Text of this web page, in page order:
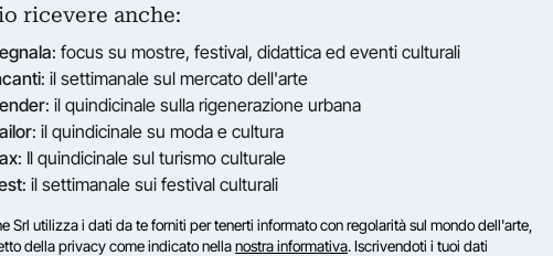
ricevere anche:
: focus su mostre, festival, didattica ed eventi culturali
: il settimanale sul mercato dell'arte
: il quindicinale sulla rigenerazione urbana
: il quindicinale su moda e cultura
: Il quindicinale sul turismo culturale
: il settimanale sui festival culturali
Srl utilizza i dati da te forniti per tenerti informato con regolarità sul mondo dell'arte,
della privacy come indicato nellanostra informativa. Iscrivendoti i tuoi dati